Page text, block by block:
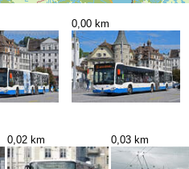
0,00 km
0,02 km 0,03 km